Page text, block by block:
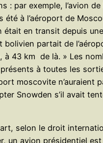
: par exemple, l’avion
été à l’aéroport de
était en transit depuis
bolivien partait de
à 43 km de là. » Les
à toutes les
moscovite n’auraient
Snowden s’il avait
selon le droit
un avion présidentiel